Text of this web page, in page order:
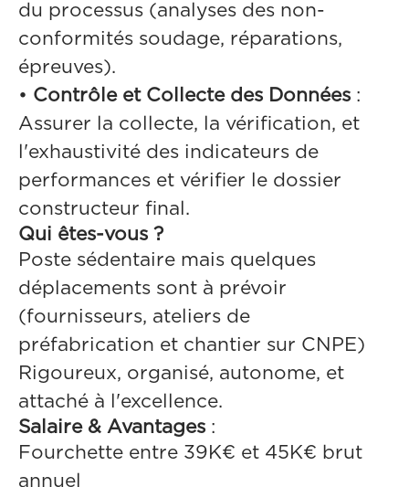
du processus (analyses des non-
conformités soudage, réparations,
épreuves).
• Contrôle et Collecte des Données :
Assurer la collecte, la vérification, et
l'exhaustivité des indicateurs de
performances et vérifier le dossier
constructeur final.
Qui êtes-vous ?
Poste sédentaire mais quelques
déplacements sont à prévoir
(fournisseurs, ateliers de
préfabrication et chantier sur CNPE)
Rigoureux, organisé, autonome, et
attaché à l'excellence.
Salaire & Avantages :
Fourchette entre 39K€ et 45K€ brut
annuel